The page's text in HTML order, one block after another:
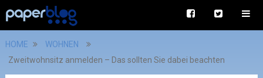
HOME
WOHNEN
Zweitwohnsitz anmelden – Das sollten Sie dabei beachten